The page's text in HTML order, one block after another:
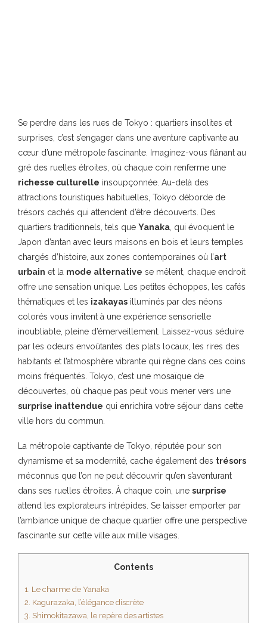
Se perdre dans les rues de Tokyo : quartiers insolites et
surprises, c’est s’engager dans une aventure captivante au
cœur d’une métropole fascinante. Imaginez-vous flânant au
gré des ruelles étroites, où chaque coin renferme une
richesse culturelle insoupçonnée. Au-delà des
attractions touristiques habituelles, Tokyo déborde de
trésors cachés qui attendent d’être découverts. Des
quartiers traditionnels, tels que Yanaka , qui évoquent le
Japon d’antan avec leurs maisons en bois et leurs temples
chargés d’histoire, aux zones contemporaines où l’art
urbain et la mode alternative se mêlent, chaque endroit
offre une sensation unique. Les petites échoppes, les cafés
thématiques et les izakayas illuminés par des néons
colorés vous invitent à une expérience sensorielle
inoubliable, pleine d’émerveillement. Laissez-vous séduire
par les odeurs envoûtantes des plats locaux, les rires des
habitants et l’atmosphère vibrante qui règne dans ces coins
moins fréquentés. Tokyo, c’est une mosaïque de
découvertes, où chaque pas peut vous mener vers une
surprise inattendue qui enrichira votre séjour dans cette
ville hors du commun.
La métropole captivante de Tokyo, réputée pour son
dynamisme et sa modernité, cache également des trésors
méconnus que l’on ne peut découvrir qu’en s’aventurant
dans ses ruelles étroites. À chaque coin, une surprise
attend les explorateurs intrépides. Se laisser emporter par
l’ambiance unique de chaque quartier offre une perspective
fascinante sur cette ville aux mille visages.
Contents
1. Le charme de Yanaka
2. Kagurazaka, l’élégance discrète
3. Shimokitazawa, le repère des artistes